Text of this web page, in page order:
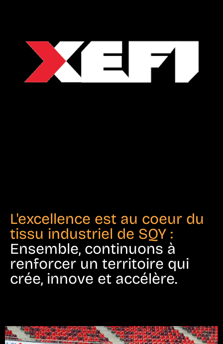
L'excellence est au coeur du
tissu industriel de SQY :
Ensemble, continuons à
renforcer un territoire qui
crée, innove et accélère.